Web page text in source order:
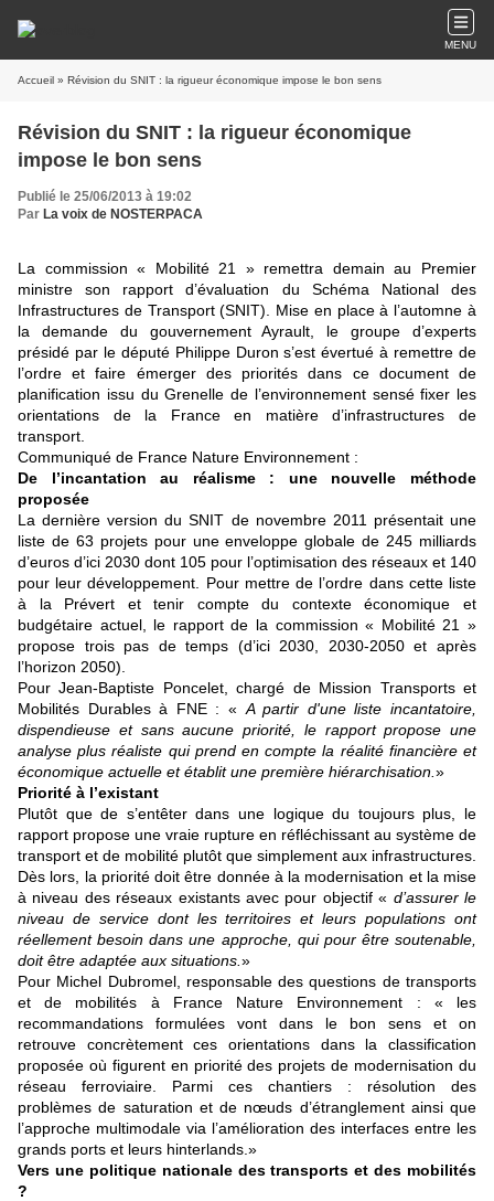
MENU
Accueil » Révision du SNIT : la rigueur économique impose le bon sens
Révision du SNIT : la rigueur économique
impose le bon sens
Publié le 25/06/2013 à 19:02
Par La voix de NOSTERPACA
La commission « Mobilité 21 » remettra demain au Premier
ministre son rapport d’évaluation du Schéma National des
Infrastructures de Transport (SNIT). Mise en place à l’automne à
la demande du gouvernement Ayrault, le groupe d’experts
présidé par le député Philippe Duron s’est évertué à remettre de
l’ordre et faire émerger des priorités dans ce document de
planification issu du Grenelle de l’environnement sensé fixer les
orientations de la France en matière d’infrastructures de
transport.
Communiqué de France Nature Environnement :
De l’incantation au réalisme : une nouvelle méthode
proposée
La dernière version du SNIT de novembre 2011 présentait une
liste de 63 projets pour une enveloppe globale de 245 milliards
d’euros d’ici 2030 dont 105 pour l’optimisation des réseaux et 140
pour leur développement. Pour mettre de l’ordre dans cette liste
à la Prévert et tenir compte du contexte économique et
budgétaire actuel, le rapport de la commission « Mobilité 21 »
propose trois pas de temps (d’ici 2030, 2030-2050 et après
l’horizon 2050).
Pour Jean-Baptiste Poncelet, chargé de Mission Transports et
Mobilités Durables à FNE : « A partir d'une liste incantatoire,
dispendieuse et sans aucune priorité, le rapport propose une
analyse plus réaliste qui prend en compte la réalité financière et
économique actuelle et établit une première hiérarchisation. »
Priorité à l’existant
Plutôt que de s’entêter dans une logique du toujours plus, le
rapport propose une vraie rupture en réfléchissant au système de
transport et de mobilité plutôt que simplement aux infrastructures.
Dès lors, la priorité doit être donnée à la modernisation et la mise
à niveau des réseaux existants avec pour objectif « d’assurer le
niveau de service dont les territoires et leurs populations ont
réellement besoin dans une approche, qui pour être soutenable,
doit être adaptée aux situations. »
Pour Michel Dubromel, responsable des questions de transports
et de mobilités à France Nature Environnement : « les
recommandations formulées vont dans le bon sens et on
retrouve concrètement ces orientations dans la classification
proposée où figurent en priorité des projets de modernisation du
réseau ferroviaire. Parmi ces chantiers : résolution des
problèmes de saturation et de nœuds d’étranglement ainsi que
l’approche multimodale via l’amélioration des interfaces entre les
grands ports et leurs hinterlands.»
Vers une politique nationale des transports et des mobilités
?